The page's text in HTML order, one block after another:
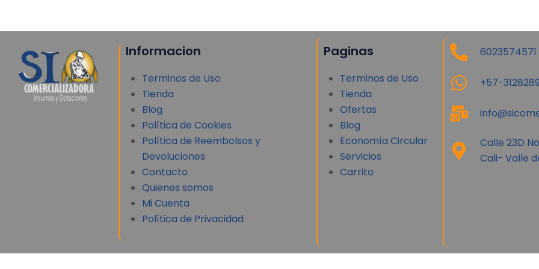
Informacion
Terminos de Uso
Tienda
Blog
Política de Cookies
Política de Reembolsos y
Devoluciones
Contacto
Quienes somos
Mi Cuenta
Política de Privacidad
Paginas
Terminos de Uso
Tienda
Ofertas
Blog
Economía Circular
Servicios
Carrito
6023574571
+57-
Calle 23D
Cali- Valle